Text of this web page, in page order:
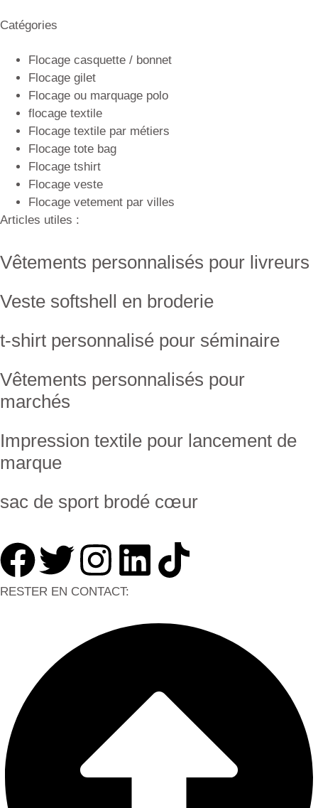
Catégories
Flocage casquette / bonnet
Flocage gilet
Flocage ou marquage polo
flocage textile
Flocage textile par métiers
Flocage tote bag
Flocage tshirt
Flocage veste
Flocage vetement par villes
Articles utiles :
Vêtements personnalisés pour livreurs
Veste softshell en broderie
t-shirt personnalisé pour séminaire
Vêtements personnalisés pour
marchés
Impression textile pour lancement de
marque
sac de sport brodé cœur
RESTER EN CONTACT: